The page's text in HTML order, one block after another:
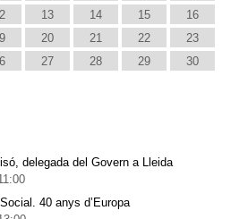
13 14 15
16
20 21 22
23
27 28 29
30
delegada del Govern a Lleida
40 anys d’Europa